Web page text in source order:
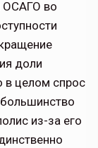
ОСАГО во
доли
в целом спрос
из-за его